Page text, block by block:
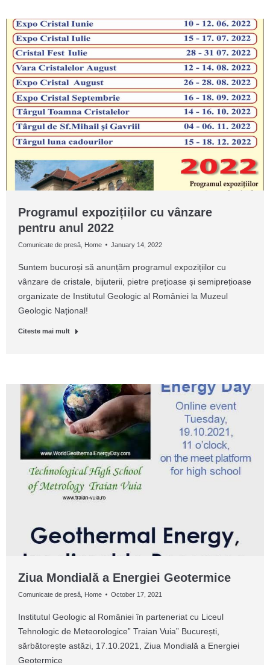
Programul expozițiilor cu vânzare
pentru anul 2022
Comunicate de presă Home January 14, 2022
Suntem bucuroși să anunțăm programul expozițiilor cu
vânzare de cristale, bijuterii, pietre prețioase și semiprețioase
organizate de Institutul Geologic al României la Muzeul
Geologic Național!
Citeste mai mult
Ziua Mondială a Energiei Geotermice
Comunicate de presă Home October 17, 2021
Institutul Geologic al României în parteneriat cu Liceul
Tehnologic de Meteorologice” Traian Vuia” București,
sărbătorește astăzi, 17.10.2021, Ziua Mondială a Energiei
Geotermice